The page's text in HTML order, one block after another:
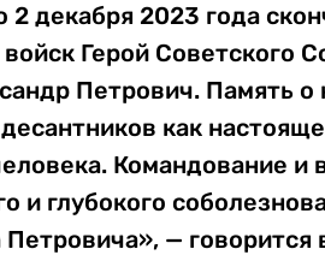
декабря 2023 года
Герой Советского
Петрович. Память о
как
Командование и
и глубокого
— говорится